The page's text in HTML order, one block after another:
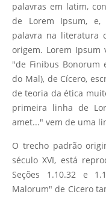
palavras em latim,
de Lorem Ipsum, e,
palavra na literatura
origem. Lorem Ipsum
"de Finibus Bonorum
do Mal), de Cícero,
de teoria da ética
primeira linha de
amet..." vem de uma
O trecho padrão
século XVI, está
Seções 1.10.32 e
Malorum" de Cicero